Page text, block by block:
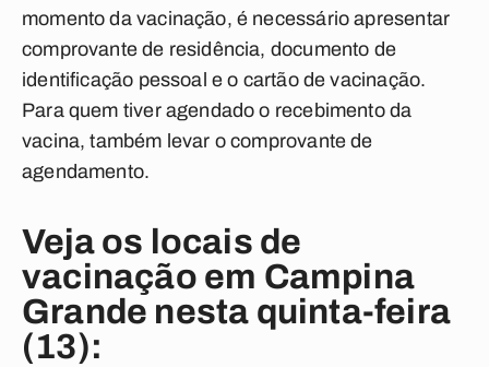
momento da vacinação, é necessário apresentar
comprovante de residência, documento de
identificação pessoal e o cartão de vacinação.
Para quem tiver agendado o recebimento da
vacina, também levar o comprovante de
agendamento.
Veja os locais de
vacinação em Campina
Grande nesta quinta-feira
(13):